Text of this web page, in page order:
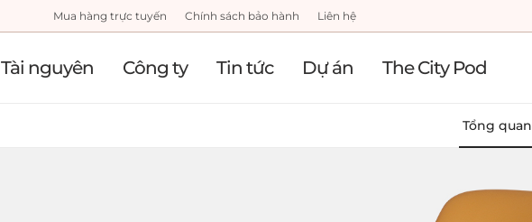
Mua hàng trực tuyến Chính sách bảo hành Liên hệ
Tài nguyên Công ty Tin tức Dự án The City Pod
Tổng quan